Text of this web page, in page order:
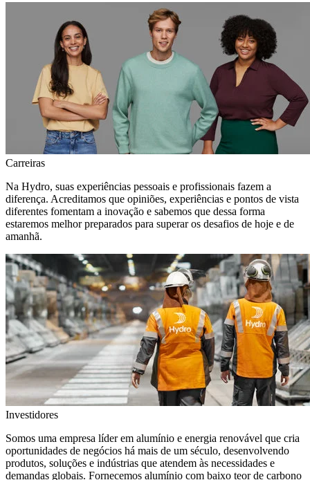
Carreiras
Na Hydro, suas experiências pessoais e profissionais fazem a
diferença. Acreditamos que opiniões, experiências e pontos de vista
diferentes fomentam a inovação e sabemos que dessa forma
estaremos melhor preparados para superar os desafios de hoje e de
amanhã.
Investidores
Somos uma empresa líder em alumínio e energia renovável que cria
oportunidades de negócios há mais de um século, desenvolvendo
produtos, soluções e indústrias que atendem às necessidades e
demandas globais. Fornecemos alumínio com baixo teor de carbono